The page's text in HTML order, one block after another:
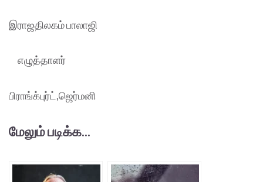
இராஜதிலகம் பாலாஜி
எழுத்தாளர்
பிராங்க்புர்ட்,ஜெர்மனி
மேலும் படிக்க...